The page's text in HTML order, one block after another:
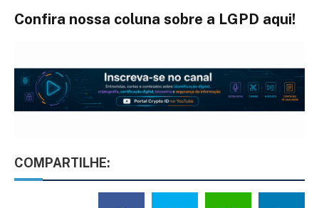
Confira nossa coluna sobre a LGPD aqui!
COMPARTILHE: